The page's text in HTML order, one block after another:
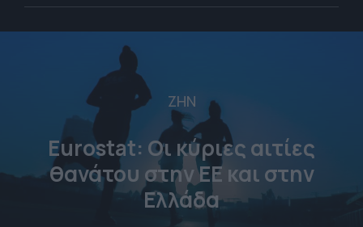
ΖΗΝ
Eurostat: Οι κύριες αιτίες
θανάτου στην ΕΕ και στην
Ελλάδα